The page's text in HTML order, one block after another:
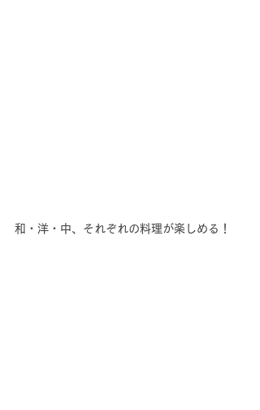
和・洋・中、それぞれの料理が楽しめる！